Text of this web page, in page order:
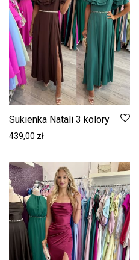
Sukienka Natali 3 kolory
439,00 zł